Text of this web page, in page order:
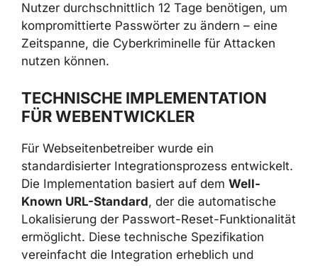
Nutzer durchschnittlich 12 Tage benötigen, um
kompromittierte Passwörter zu ändern – eine
Zeitspanne, die Cyberkriminelle für Attacken
nutzen können.
TECHNISCHE IMPLEMENTATION
FÜR WEBENTWICKLER
Für Webseitenbetreiber wurde ein
standardisierter Integrationsprozess entwickelt.
Die Implementation basiert auf dem Well-
Known URL-Standard, der die automatische
Lokalisierung der Passwort-Reset-Funktionalität
ermöglicht. Diese technische Spezifikation
vereinfacht die Integration erheblich und